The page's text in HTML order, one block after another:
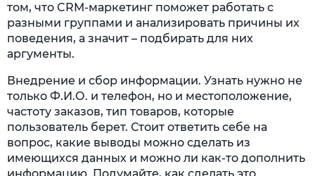
том, что CRM-маркетинг поможет работать с
разными группами и анализировать причины их
поведения, а значит – подбирать для них
аргументы.
Внедрение и сбор информации. Узнать нужно не
только Ф.И.О. и телефон, но и местоположение,
частоту заказов, тип товаров, которые
пользователь берет. Стоит ответить себе на
вопрос, какие выводы можно сделать из
имеющихся данных и можно ли как-то дополнить